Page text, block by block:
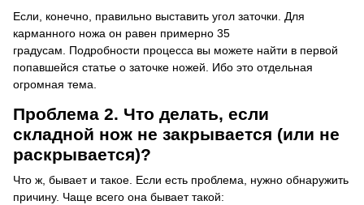
Если, конечно, правильно выставить угол заточки. Для
карманного ножа он равен примерно 35
градусам. Подробности процесса вы можете найти в первой
попавшейся статье о заточке ножей. Ибо это отдельная
огромная тема.
Проблема 2. Что делать, если
складной нож не закрывается (или не
раскрывается)?
Что ж, бывает и такое. Если есть проблема, нужно обнаружить
причину. Чаще всего она бывает такой: